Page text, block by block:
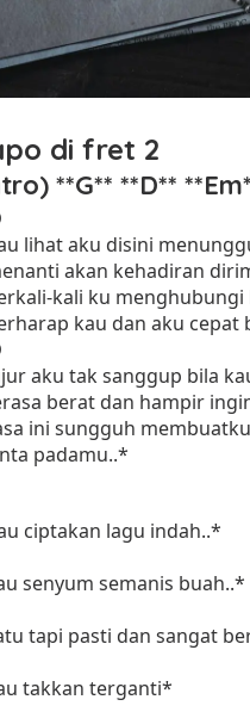
a
di fret 2
**G** **D**
lihat aku disini
akan kehadiran
kali ku menghubungi
kau dan aku cepat
aku tak sanggup bila
berat dan hampir
ini sungguh
padamu..*
ciptakan lagu indah..*
senyum semanis buah..*
tapi pasti dan sangat
takkan terganti*